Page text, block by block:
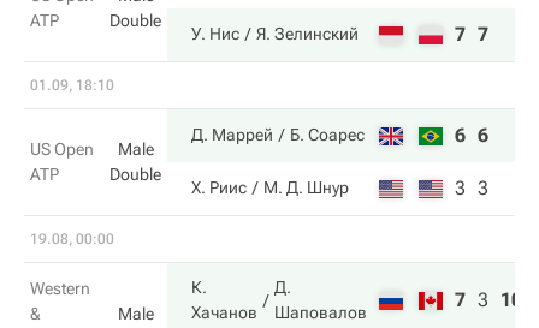
ATP
Double
У. Нис Я. Зелинский 7 7
01.09, 18:10
US Open
ATP
Male
Double
Д. Маррей Б. Соарес 6 6
Х. Риис М. Д. Шнур 3 3
19.08, 00:00
Western
&
Male
К.
Хачанов
Д.
Шаповалов
7 3 10